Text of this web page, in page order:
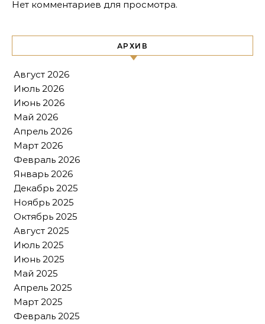
Нет комментариев для просмотра.
АРХИВ
Август 2026
Июль 2026
Июнь 2026
Май 2026
Апрель 2026
Март 2026
Февраль 2026
Январь 2026
Декабрь 2025
Ноябрь 2025
Октябрь 2025
Август 2025
Июль 2025
Июнь 2025
Май 2025
Апрель 2025
Март 2025
Февраль 2025